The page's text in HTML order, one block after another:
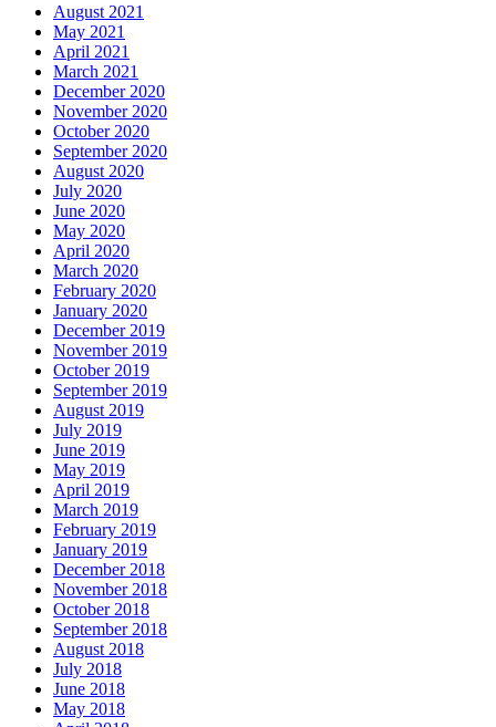
August 2021
May 2021
April 2021
March 2021
December 2020
November 2020
October 2020
September 2020
August 2020
July 2020
June 2020
May 2020
April 2020
March 2020
February 2020
January 2020
December 2019
November 2019
October 2019
September 2019
August 2019
July 2019
June 2019
May 2019
April 2019
March 2019
February 2019
January 2019
December 2018
November 2018
October 2018
September 2018
August 2018
July 2018
June 2018
May 2018